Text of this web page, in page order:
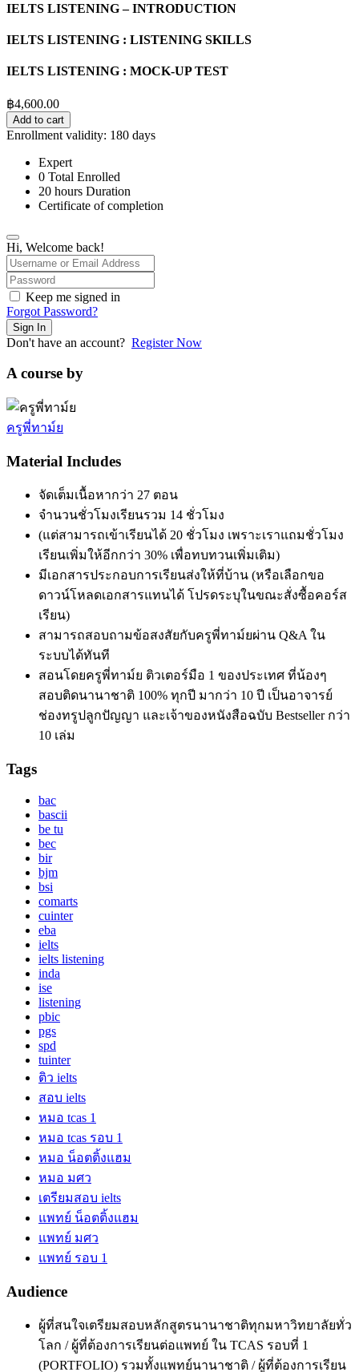
IELTS LISTENING – INTRODUCTION
IELTS LISTENING : LISTENING SKILLS
IELTS LISTENING : MOCK-UP TEST
฿4,600.00
Add to cart
Enrollment validity: 180 days
Expert
0 Total Enrolled
20 hours Duration
Certificate of completion
Hi, Welcome back!
Keep me signed in
Forgot Password?
Sign In
Don't have an account? Register Now
A course by
ครูพี่ทาม์ย
Material Includes
จัดเต็มเนื้อหากว่า 27 ตอน
จำนวนชั่วโมงเรียนรวม 14 ชั่วโมง
(แต่สามารถเข้าเรียนได้ 20 ชั่วโมง เพราะเราแถมชั่วโมง
เรียนเพิ่มให้อีกกว่า 30% เพื่อทบทวนเพิ่มเติม)
มีเอกสารประกอบการเรียนส่งให้ที่บ้าน (หรือเลือกขอ
ดาวน์โหลดเอกสารแทนได้ โปรดระบุในขณะสั่งซื้อคอร์ส
เรียน)
สามารถสอบถามข้อสงสัยกับครูพี่ทาม์ยผ่าน Q&A ใน
ระบบได้ทันที
สอนโดยครูพี่ทาม์ย ติวเตอร์มือ 1 ของประเทศ ที่น้องๆ
สอบติดนานาชาติ 100% ทุกปี มากว่า 10 ปี เป็นอาจารย์
ช่องทรูปลูกปัญญา และเจ้าของหนังสือฉบับ Bestseller กว่า
10 เล่ม
Tags
bac
bascii
be tu
bec
bir
bjm
bsi
comarts
cuinter
eba
ielts
ielts listening
inda
ise
listening
pbic
pgs
spd
tuinter
ติว ielts
สอบ ielts
หมอ tcas 1
หมอ tcas รอบ 1
หมอ น็อตติ้งแฮม
หมอ มศว
เตรียมสอบ ielts
แพทย์ น็อตติ้งแฮม
แพทย์ มศว
แพทย์ รอบ 1
Audience
ผู้ที่สนใจเตรียมสอบหลักสูตรนานาชาติทุกมหาวิทยาลัยทั่ว
โลก / ผู้ที่ต้องการเรียนต่อแพทย์ ใน TCAS รอบที่ 1
(PORTFOLIO) รวมทั้งแพทย์นานาชาติ / ผู้ที่ต้องการเรียน